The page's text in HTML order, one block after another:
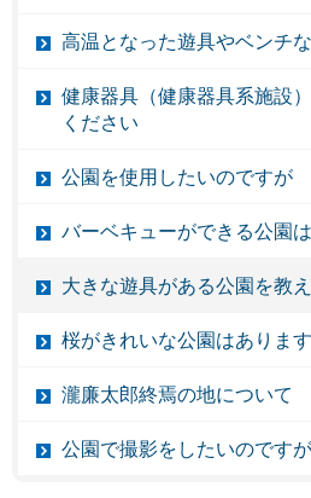
高温となった遊具やベンチ
健康器具（健康器具系施設
ください
公園を使用したいのですが
バーベキューができる公園
大きな遊具がある公園を教
桜がきれいな公園はありま
瀧廉太郎終焉の地について
公園で撮影をしたいのですが